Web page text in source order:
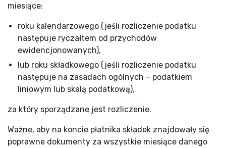
miesiące:
roku kalendarzowego (jeśli rozliczenie podatku
następuje ryczałtem od przychodów
ewidencjonowanych),
lub roku składkowego (jeśli rozliczenie podatku
następuje na zasadach ogólnych – podatkiem
liniowym lub skalą podatkową),
za który sporządzane jest rozliczenie.
Ważne, aby na koncie płatnika składek znajdowały się
poprawne dokumenty za wszystkie miesiące danego